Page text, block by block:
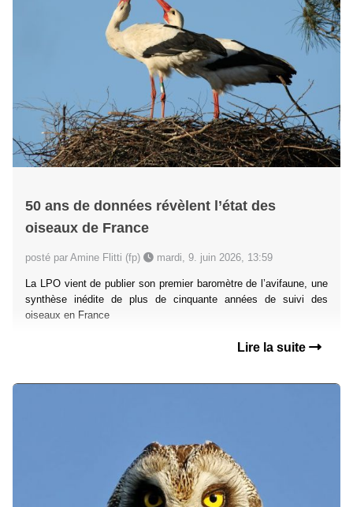
50 ans de données révèlent l’état des
oiseaux de France
posté par Amine Flitti (fp) mardi, 9. juin 2026, 13:59
La LPO vient de publier son premier baromètre de l’avifaune, une
synthèse inédite de plus de cinquante années de suivi des
oiseaux en France
Lire la suite